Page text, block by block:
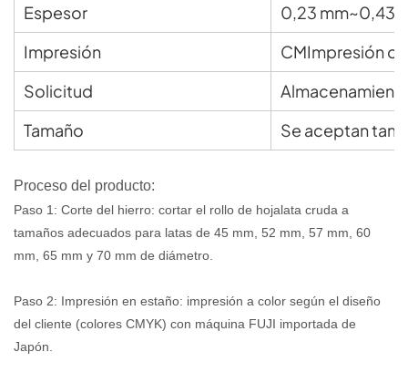
Espesor
0,23 mm~0,43
Impresión
CMImpresión
Solicitud
Tamaño
Se aceptan
Proceso del producto:
Paso 1: Corte del hierro: cortar el rollo de hojalata cruda a
tamaños adecuados para latas de 45 mm, 52 mm, 57 mm, 60
mm, 65 mm y 70 mm de diámetro.
Paso 2: Impresión en estaño: impresión a color según el diseño
del cliente (colores CMYK) con máquina FUJI importada de
Japón.